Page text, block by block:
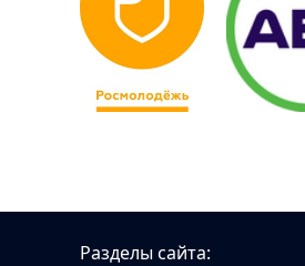
Разделы сайта: